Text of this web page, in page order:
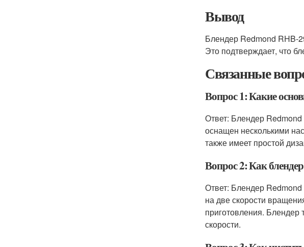
Вывод
Блендер Redmond RHB-
Это подтверждает, что
Связанные
Вопрос 1: Какие
Ответ: Блендер
оснащен несколькими
также имеет простой
Вопрос 2: Как
Ответ: Блендер
на две скорости
приготовления. Блендер
скорости.